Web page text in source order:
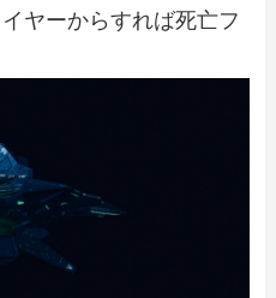
ヤーからすれば死亡フ